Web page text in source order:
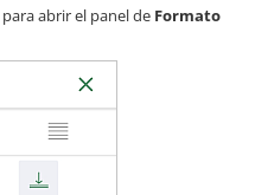
para abrir el panel de Formato